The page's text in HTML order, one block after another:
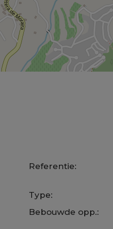
Referentie:
Type:
Bebouwde opp.: